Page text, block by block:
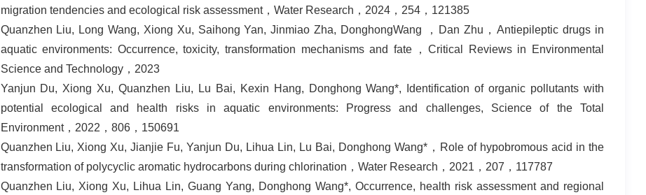
migration tendencies and ecological risk assessment，Water Research，2024，254，121385
Quanzhen Liu, Long Wang, Xiong Xu, Saihong Yan, Jinmiao Zha, DonghongWang ，Dan Zhu，Antiepileptic drugs in
aquatic environments: Occurrence, toxicity, transformation mechanisms and fate，Critical Reviews in Environmental
Science and Technology，2023
Yanjun Du, Xiong Xu, Quanzhen Liu, Lu Bai, Kexin Hang, Donghong Wang*, Identification of organic pollutants with
potential ecological and health risks in aquatic environments: Progress and challenges, Science of the Total
Environment，2022，806，150691
Quanzhen Liu, Xiong Xu, Jianjie Fu, Yanjun Du, Lihua Lin, Lu Bai, Donghong Wang*，Role of hypobromous acid in the
transformation of polycyclic aromatic hydrocarbons during chlorination，Water Research，2021，207，117787
Quanzhen Liu, Xiong Xu, Lihua Lin, Guang Yang, Donghong Wang*, Occurrence, health risk assessment and regional